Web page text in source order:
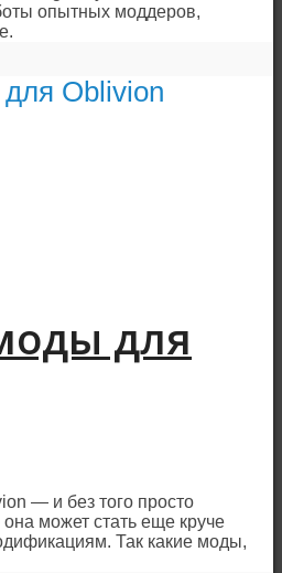
опытных моддеров,
для
— и без того просто
может стать еще круче
Так какие моды,